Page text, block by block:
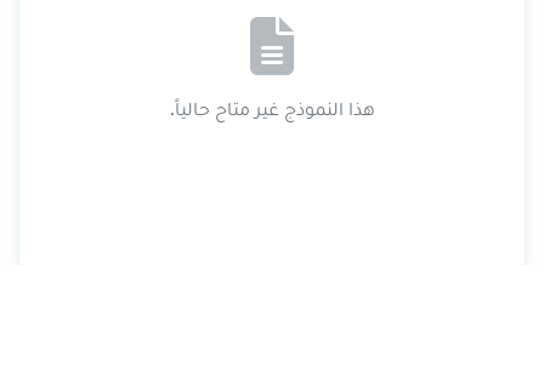
هذا النموذج غير متاح حالياً.